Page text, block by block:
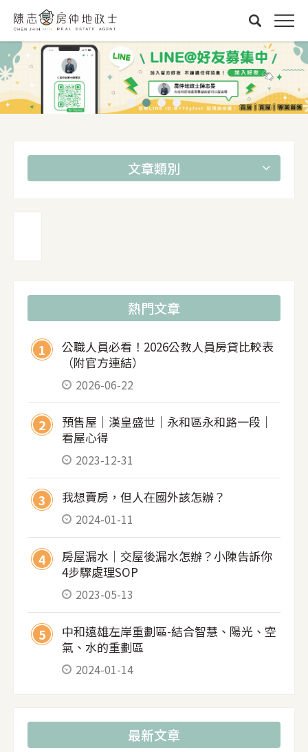
文章類別
熱門文章
1
公職人員必看！2026公教人員房貸比較表
（附官方連結）
2026-06-22
2
預售屋｜漢皇盛世｜永和區永和路一段｜
看屋心得
2023-12-31
3 我想賣房，但人在國外該怎辦？
2024-01-11
4
房屋漏水｜交屋後漏水怎辦？小陳告訴你
4步驟處理SOP
2023-05-13
5
中和遠雄左岸重劃區-結合智慧、陽光、空
氣、水的重劃區
2024-01-14
最新文章